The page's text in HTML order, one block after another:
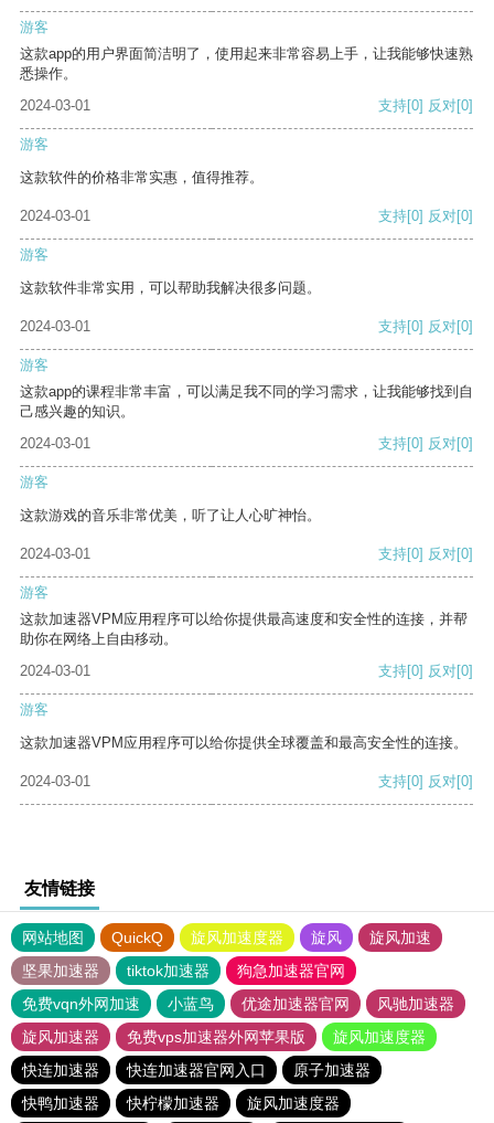
游客
这款app的用户界面简洁明了，使用起来非常容易上手，让我能够快速熟
悉操作。
2024-03-01
支持[0] 反对[0]
游客
这款软件的价格非常实惠，值得推荐。
2024-03-01 支持[0] 反对[0]
游客
这款软件非常实用，可以帮助我解决很多问题。
2024-03-01 支持[0] 反对[0]
游客
这款app的课程非常丰富，可以满足我不同的学习需求，让我能够找到自
己感兴趣的知识。
2024-03-01
支持[0] 反对[0]
游客
这款游戏的音乐非常优美，听了让人心旷神怡。
2024-03-01 支持[0] 反对[0]
游客
这款加速器VPM应用程序可以给你提供最高速度和安全性的连接，并帮
助你在网络上自由移动。
2024-03-01
支持[0] 反对[0]
游客
这款加速器VPM应用程序可以给你提供全球覆盖和最高安全性的连接。
2024-03-01 支持[0] 反对[0]
友情链接
网站地图 QuickQ 旋风加速度器 旋风
旋风加速
坚果加速器
tiktok加速器
狗急加速器官网
免费vqn外网加速
小蓝鸟 优途加速器官网
风驰加速器
旋风加速器
免费vps加速器外网苹果版
旋风加速度器
快连加速器
快连加速器官网入口
原子加速器
快鸭加速器
快柠檬加速器 旋风加速度器